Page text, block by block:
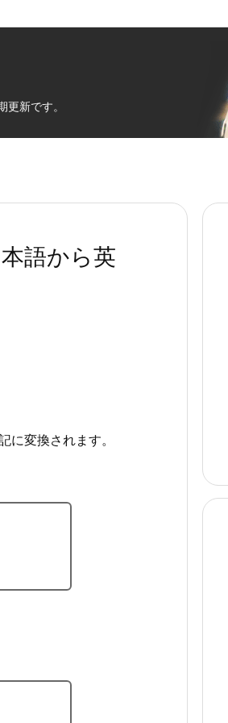
新です。
語から英
変換されます。